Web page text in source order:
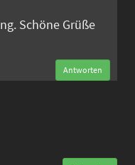
Schöne Grüße
Antworten